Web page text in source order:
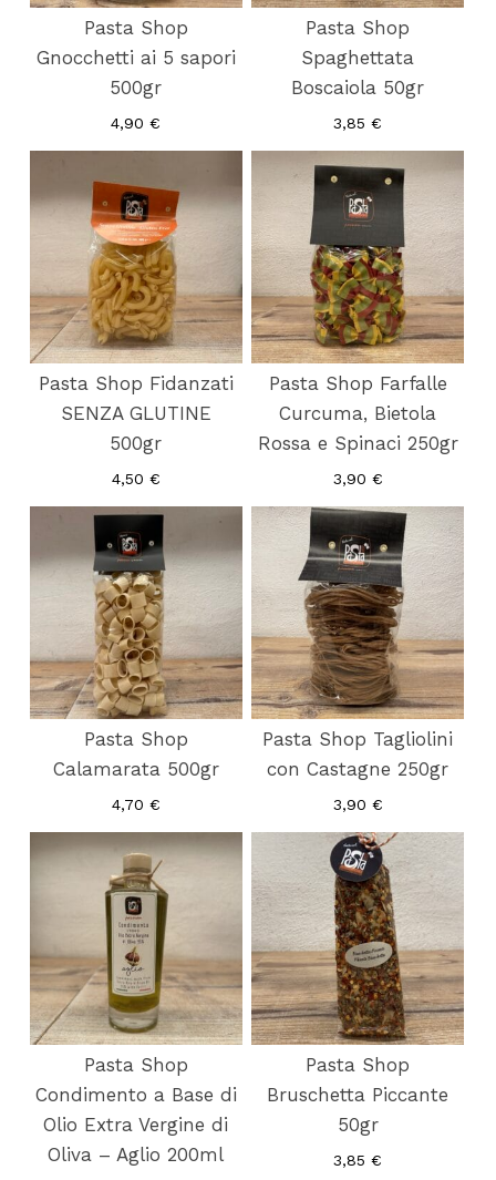
Pasta Shop
Gnocchetti ai 5 sapori
500gr
4,90€
Pasta Shop
Spaghettata
Boscaiola 50gr
3,85€
Pasta Shop Fidanzati
SENZA GLUTINE
500gr
4,50 €
Pasta Shop Farfalle
Curcuma, Bietola
Rossa e Spinaci 250gr
3,90 €
Pasta Shop
Calamarata 500gr
4,70 €
Pasta Shop Tagliolini
con Castagne 250gr
3,90 €
Pasta Shop
Condimento a Base di
Olio Extra Vergine di
Oliva – Aglio 200ml
Pasta Shop
Bruschetta Piccante
50gr
3,85€